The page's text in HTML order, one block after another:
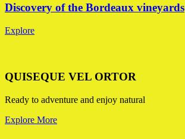
Discovery of the Bordeaux vineyards
Explore
QUISEQUE VEL ORTOR
Ready to adventure and enjoy natural
Explore More